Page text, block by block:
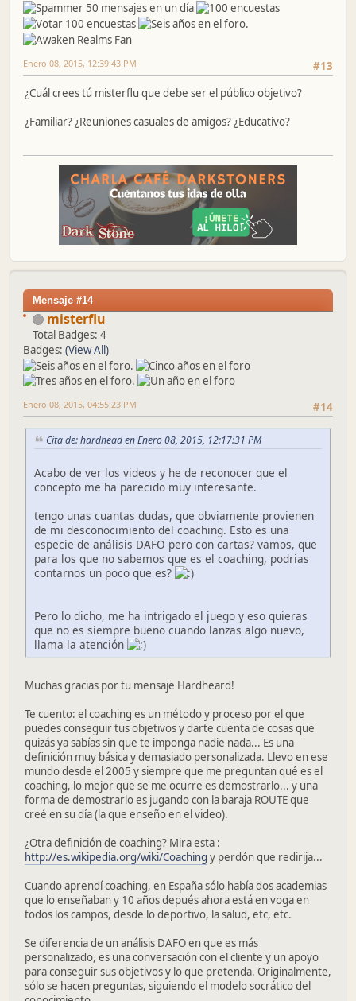
#13
Enero 08, 2015, 12:39:43 PM
¿Cuál crees tú misterflu que debe ser el público objetivo?
¿Familiar? ¿Reuniones casuales de amigos? ¿Educativo?
Mensaje #14
misterflu
Total Badges: 4
Badges: (View All)
#14
Enero 08, 2015, 04:55:23 PM
Cita de: hardhead en Enero 08, 2015, 12:17:31 PM
Acabo de ver los videos y he de reconocer que el
concepto me ha parecido muy interesante.
tengo unas cuantas dudas, que obviamente provienen
de mi desconocimiento del coaching. Esto es una
especie de análisis DAFO pero con cartas? vamos, que
para los que no sabemos que es el coaching, podrias
contarnos un poco que es?
Pero lo dicho, me ha intrigado el juego y eso quieras
que no es siempre bueno cuando lanzas algo nuevo,
llama la atención
Muchas gracias por tu mensaje Hardheard!
Te cuento: el coaching es un método y proceso por el que
puedes conseguir tus objetivos y darte cuenta de cosas que
quizás ya sabías sin que te imponga nadie nada... Es una
definición muy básica y demasiado personalizada. Llevo en ese
mundo desde el 2005 y siempre que me preguntan qué es el
coaching, lo mejor que se me ocurre es demostrarlo... y una
forma de demostrarlo es jugando con la baraja ROUTE que
creé en su día (la que enseño en el video).
¿Otra definición de coaching? Mira esta :
http://es.wikipedia.org/wiki/Coaching y perdón que redirija...
Cuando aprendí coaching, en España sólo había dos academias
que lo enseñaban y 10 años depués ahora está en voga en
todos los campos, desde lo deportivo, la salud, etc, etc.
Se diferencia de un análisis DAFO en que es más
personalizado, es una conversación con el cliente y un apoyo
para conseguir sus objetivos y lo que pretenda. Originalmente,
sólo se hacen preguntas, siguiendo el modelo socrático del